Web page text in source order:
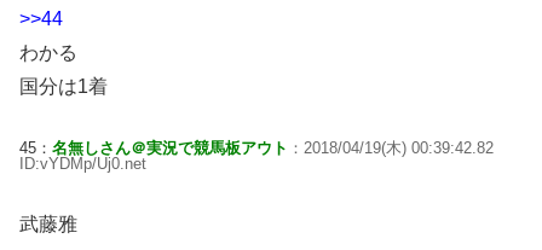
>>44
わかる
国分は1着
45： 名無しさん＠実況で競馬板アウト ：2018/04/19(木) 00:39:42.82
ID:vYDMp/Uj0.net
武藤雅